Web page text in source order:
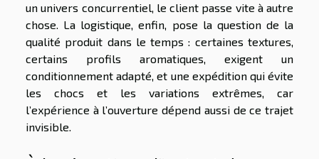
un univers concurrentiel, le client passe vite à autre
chose. La logistique, enfin, pose la question de la
qualité produit dans le temps : certaines textures,
certains profils aromatiques, exigent un
conditionnement adapté, et une expédition qui évite
les chocs et les variations extrêmes, car
l’expérience à l’ouverture dépend aussi de ce trajet
invisible.